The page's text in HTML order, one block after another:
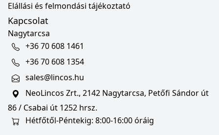
Elállási és felmondási tájékoztató
Kapcsolat
Nagytarcsa
+36 70 608 1461
+36 70 608 1354
sales@lincos.hu
NeoLincos Zrt., 2142 Nagytarcsa, Petőfi Sándor út
86 / Csabai út 1252 hrsz.
Hétfőtől-Péntekig: 8:00-16:00 óráig